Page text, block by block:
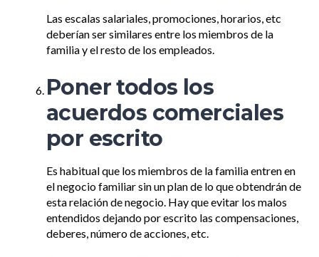
Las escalas salariales, promociones, horarios, etc
deberían ser similares entre los miembros de la
familia y el resto de los empleados.
Poner todos los
acuerdos comerciales
por escrito
Es habitual que los miembros de la familia entren en
el negocio familiar sin un plan de lo que obtendrán de
esta relación de negocio. Hay que evitar los malos
entendidos dejando por escrito las compensaciones,
deberes, número de acciones, etc.